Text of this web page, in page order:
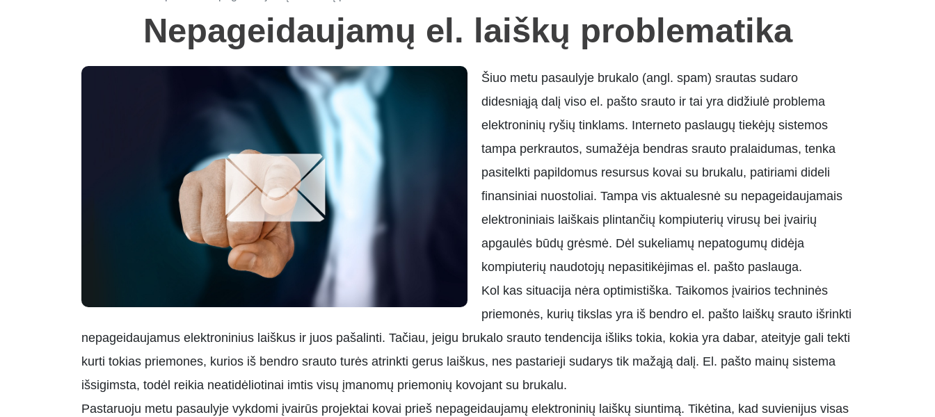
Nepageidaujamų el. laiškų problematika
Šiuo metu pasaulyje brukalo (angl. spam) srautas sudaro
didesniąją dalį viso el. pašto srauto ir tai yra didžiulė problema
elektroninių ryšių tinklams. Interneto paslaugų tiekėjų sistemos
tampa perkrautos, sumažėja bendras srauto pralaidumas, tenka
pasitelkti papildomus resursus kovai su brukalu, patiriami dideli
finansiniai nuostoliai. Tampa vis aktualesnė su nepageidaujamais
elektroniniais laiškais plintančių kompiuterių virusų bei įvairių
apgaulės būdų grėsmė. Dėl sukeliamų nepatogumų didėja
kompiuterių naudotojų nepasitikėjimas el. pašto paslauga.
Kol kas situacija nėra optimistiška. Taikomos įvairios techninės
priemonės, kurių tikslas yra iš bendro el. pašto laiškų srauto išrinkti
nepageidaujamus elektroninius laiškus ir juos pašalinti. Tačiau, jeigu brukalo srauto tendencija išliks tokia, kokia yra dabar, ateityje gali tekti
kurti tokias priemones, kurios iš bendro srauto turės atrinkti gerus laiškus, nes pastarieji sudarys tik mažąją dalį. El. pašto mainų sistema
išsigimsta, todėl reikia neatidėliotinai imtis visų įmanomų priemonių kovojant su brukalu.
Pastaruoju metu pasaulyje vykdomi įvairūs projektai kovai prieš nepageidaujamų elektroninių laiškų siuntimą. Tikėtina, kad suvienijus visas